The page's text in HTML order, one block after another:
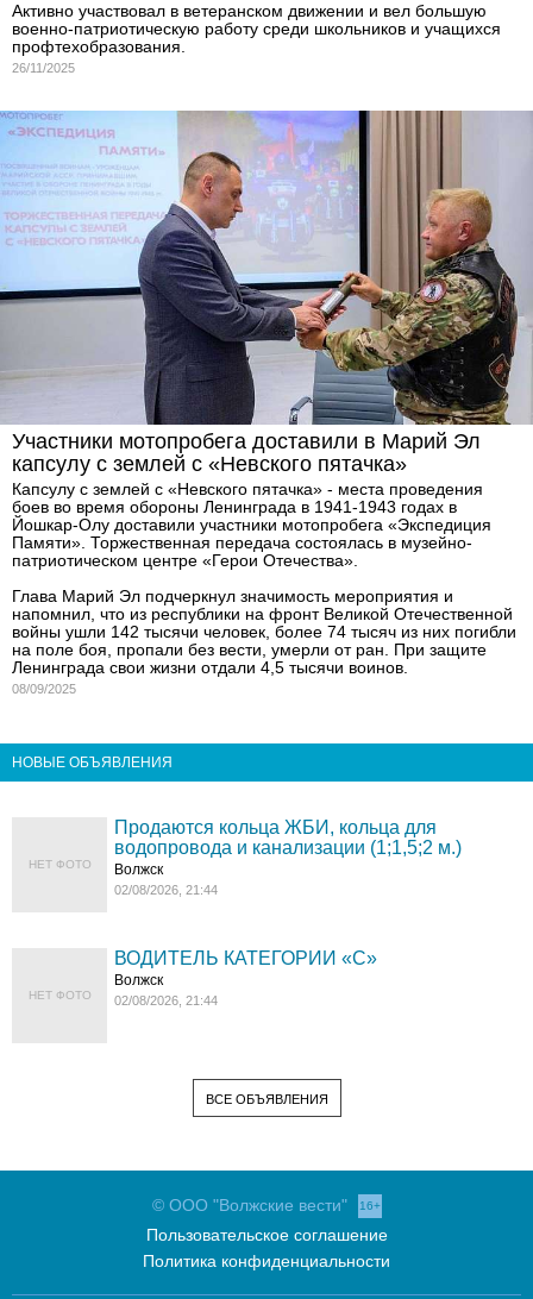
Активно участвовал в ветеранском движении и вел большую
военно-патриотическую работу среди школьников и учащихся
профтехобразования.
26/11/2025
Участники мотопробега доставили в Марий Эл
капсулу с землей с «Невского пятачка»
Капсулу с землей с «Невского пятачка» - места проведения
боев во время обороны Ленинграда в 1941-1943 годах в
Йошкар-Олу доставили участники мотопробега «Экспедиция
Памяти». Торжественная передача состоялась в музейно-
патриотическом центре «Герои Отечества».
Глава Марий Эл подчеркнул значимость мероприятия и
напомнил, что из республики на фронт Великой Отечественной
войны ушли 142 тысячи человек, более 74 тысяч из них погибли
на поле боя, пропали без вести, умерли от ран. При защите
Ленинграда свои жизни отдали 4,5 тысячи воинов.
08/09/2025
НОВЫЕ ОБЪЯВЛЕНИЯ
НЕТ ФОТО
Продаются кольца ЖБИ, кольца для
водопровода и канализации (1;1,5;2 м.)
Волжск
02/08/2026, 21:44
НЕТ ФОТО
ВОДИТЕЛЬ КАТЕГОРИИ «C»
Волжск
02/08/2026, 21:44
ВСЕ ОБЪЯВЛЕНИЯ
© ООО "Волжские вести" 16+
Пользовательское соглашение
Политика конфиденциальности